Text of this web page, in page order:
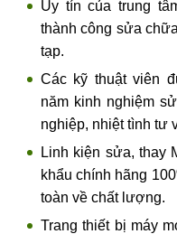
Uy tín của trung
thành công sửa
tạp.
Các kỹ thuật viên
năm kinh nghiệm
nghiệp, nhiệt tình tư
Linh kiện sửa, thay
khẩu chính hãng
toàn về chất lượng.
Trang thiết bị máy